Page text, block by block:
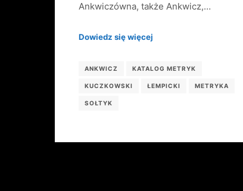
Ankwiczówna, także Ankwicz,…
Dowiedz się więcej
ANKWICZ KATALOG METRYK
KUCZKOWSKI ŁEMPICKI METRYKA
SOŁTYK